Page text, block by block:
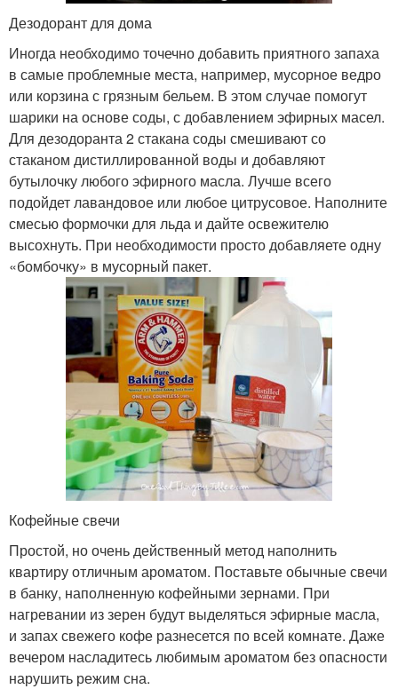
Дезодорант для дома
Иногда необходимо точечно добавить приятного запаха
в самые проблемные места, например, мусорное ведро
или корзина с грязным бельем. В этом случае помогут
шарики на основе соды, с добавлением эфирных масел.
Для дезодоранта 2 стакана соды смешивают со
стаканом дистиллированной воды и добавляют
бутылочку любого эфирного масла. Лучше всего
подойдет лавандовое или любое цитрусовое. Наполните
смесью формочки для льда и дайте освежителю
высохнуть. При необходимости просто добавляете одну
«бомбочку» в мусорный пакет.
Кофейные свечи
Простой, но очень действенный метод наполнить
квартиру отличным ароматом. Поставьте обычные свечи
в банку, наполненную кофейными зернами. При
нагревании из зерен будут выделяться эфирные масла,
и запах свежего кофе разнесется по всей комнате. Даже
вечером насладитесь любимым ароматом без опасности
нарушить режим сна.